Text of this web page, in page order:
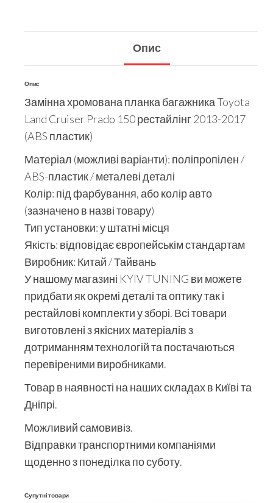
Опис
Опис
Замінна хромована планка багажника Toyota
Land Cruiser Prado 150 рестайлінг 2013-2017
(ABS пластик)
Матеріал (можливі варіанти): поліпропілен /
ABS-пластик / металеві деталі
Колір: під фарбування, або колір авто
(зазначено в назві товару)
Тип установки: у штатні місця
Якість: відповідає європейськім стандартам
Виробник: Китай / Тайвань
У нашому магазині KYIV TUNING ви можете
придбати як окремі деталі та оптику так і
рестайлові комплекти у зборі. Всі товари
виготовлені з якісних матеріалів з
дотриманням технологій та постачаються
перевіреними виробниками.
Товар в наявності на наших складах в Київі та
Дніпрі.
Можливий самовивіз.
Відправки транспортними компаніями
щоденно з понеділка по суботу.
Супутні товари